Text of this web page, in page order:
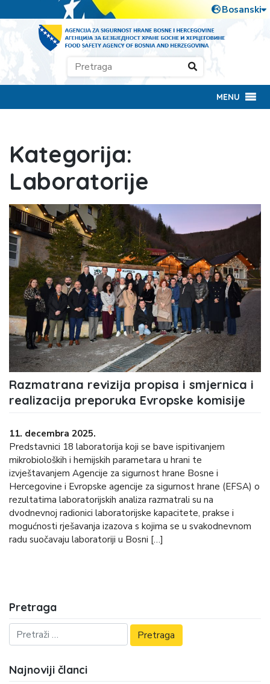
MENU
Kategorija:
Laboratorije
Razmatrana revizija propisa i smjernica i
realizacija preporuka Evropske komisije
11. decembra 2025.
Predstavnici 18 laboratorija koji se bave ispitivanjem
mikrobioloških i hemijskih parametara u hrani te
izvještavanjem Agencije za sigurnost hrane Bosne i
Hercegovine i Evropske agencije za sigurnost hrane (EFSA) o
rezultatima laboratorijskih analiza razmatrali su na
dvodnevnoj radionici laboratorijske kapacitete, prakse i
mogućnosti rješavanja izazova s kojima se u svakodnevnom
radu suočavaju laboratoriji u Bosni […]
Pretraga
Najnoviji članci